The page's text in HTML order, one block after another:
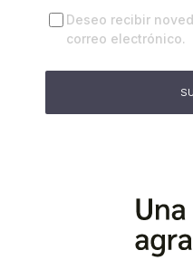
Deseo recibir
correo electrónico.